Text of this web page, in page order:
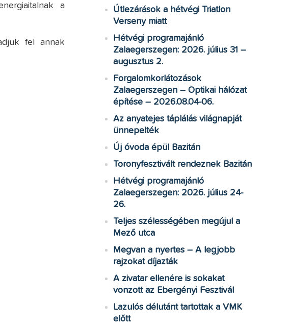
a
fel annak
Útlezárások a hétvégi Triatlon
Verseny miatt
Hétvégi programajánló
Zalaegerszegen: 2026. július 31 –
augusztus 2.
Forgalomkorlátozások
Zalaegerszegen – Optikai hálózat
építése – 2026.08.04-06.
Az anyatejes táplálás világnapját
ünnepelték
Új óvoda épül Bazitán
Toronyfesztivált rendeznek Bazitán
Hétvégi programajánló
Zalaegerszegen: 2026. július 24-
26.
Teljes szélességében megújul a
Mező utca
Megvan a nyertes – A legjobb
rajzokat díjazták
A zivatar ellenére is sokakat
vonzott az Ebergényi Fesztivál
Lazulós délutánt tartottak a VMK
előtt